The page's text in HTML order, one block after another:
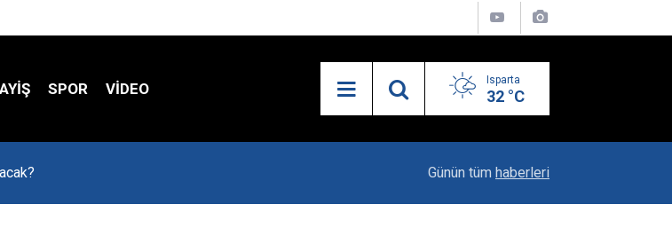
SPOR VIDEO Isparta
32 °C
Kaya Ailesinin Mutluluğu: Yağız Ata Dünyaya
Günün tüm haberleri